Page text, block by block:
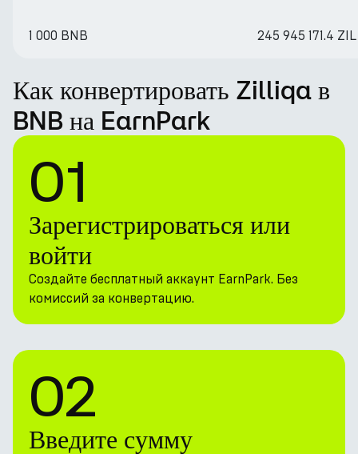
1 000 BNB 245 945 171.4 ZIL
Как конвертировать Zilliqa в
BNB на EarnPark
01
Зарегистрироваться или
войти
Создайте бесплатный аккаунт EarnPark. Без
комиссий за конвертацию.
02
Введите сумму